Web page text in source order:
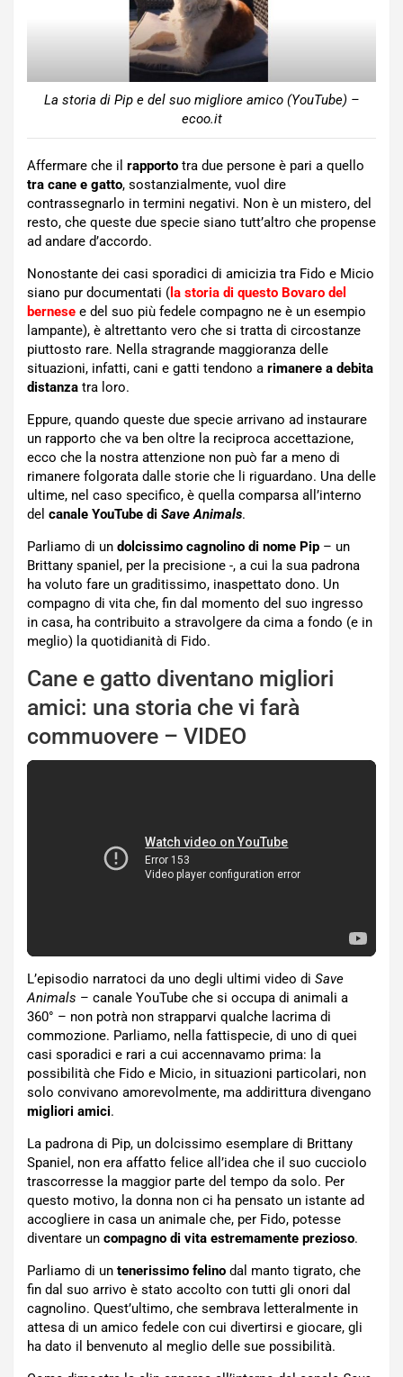
La storia di Pip e del suo migliore amico (YouTube) –
ecoo.it
Affermare che il rapporto tra due persone è pari a quello
tra cane e gatto, sostanzialmente, vuol dire
contrassegnarlo in termini negativi. Non è un mistero, del
resto, che queste due specie siano tutt’altro che propense
ad andare d’accordo.
Nonostante dei casi sporadici di amicizia tra Fido e Micio
siano pur documentati ( la storia di questo Bovaro del
bernese e del suo più fedele compagno ne è un esempio
lampante), è altrettanto vero che si tratta di circostanze
piuttosto rare. Nella stragrande maggioranza delle
situazioni, infatti, cani e gatti tendono a rimanere a debita
distanza tra loro.
Eppure, quando queste due specie arrivano ad instaurare
un rapporto che va ben oltre la reciproca accettazione,
ecco che la nostra attenzione non può far a meno di
rimanere folgorata dalle storie che li riguardano. Una delle
ultime, nel caso specifico, è quella comparsa all’interno
del canale YouTube di Save Animals.
Parliamo di un dolcissimo cagnolino di nome Pip – un
Brittany spaniel, per la precisione -, a cui la sua padrona
ha voluto fare un graditissimo, inaspettato dono. Un
compagno di vita che, fin dal momento del suo ingresso
in casa, ha contribuito a stravolgere da cima a fondo (e in
meglio) la quotidianità di Fido.
Cane e gatto diventano migliori
amici: una storia che vi farà
commuovere – VIDEO
L’episodio narratoci da uno degli ultimi video di Save
Animals – canale YouTube che si occupa di animali a
360° – non potrà non strapparvi qualche lacrima di
commozione. Parliamo, nella fattispecie, di uno di quei
casi sporadici e rari a cui accennavamo prima: la
possibilità che Fido e Micio, in situazioni particolari, non
solo convivano amorevolmente, ma addirittura divengano
migliori amici.
La padrona di Pip, un dolcissimo esemplare di Brittany
Spaniel, non era affatto felice all’idea che il suo cucciolo
trascorresse la maggior parte del tempo da solo. Per
questo motivo, la donna non ci ha pensato un istante ad
accogliere in casa un animale che, per Fido, potesse
diventare un compagno di vita estremamente prezioso.
Parliamo di un tenerissimo felino dal manto tigrato, che
fin dal suo arrivo è stato accolto con tutti gli onori dal
cagnolino. Quest’ultimo, che sembrava letteralmente in
attesa di un amico fedele con cui divertirsi e giocare, gli
ha dato il benvenuto al meglio delle sue possibilità.